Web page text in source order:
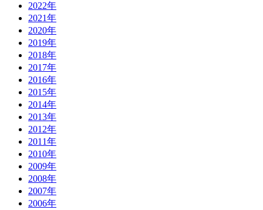
2022年
2021年
2020年
2019年
2018年
2017年
2016年
2015年
2014年
2013年
2012年
2011年
2010年
2009年
2008年
2007年
2006年